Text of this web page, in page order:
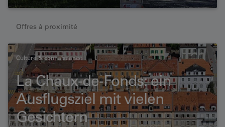
Offres à proximité
Culture & connaissance
La Chaux-de-Fonds: ein
Ausflugsziel mit vielen
Gesichtern